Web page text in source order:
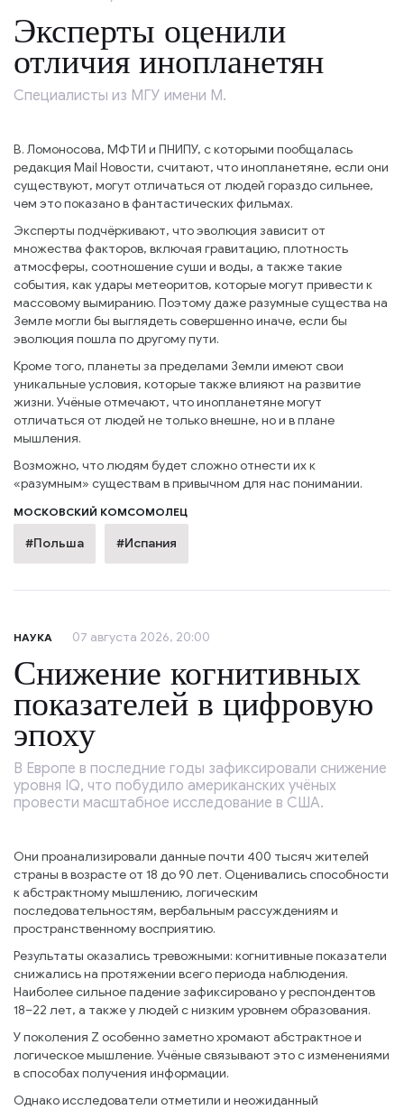
Эксперты оценили
отличия инопланетян
Специалисты из МГУ имени М.
В. Ломоносова, МФТИ и ПНИПУ, с которыми пообщалась
редакция Mail Новости, считают, что инопланетяне, если они
существуют, могут отличаться от людей гораздо сильнее,
чем это показано в фантастических фильмах.
Эксперты подчёркивают, что эволюция зависит от
множества факторов, включая гравитацию, плотность
атмосферы, соотношение суши и воды, а также такие
события, как удары метеоритов, которые могут привести к
массовому вымиранию. Поэтому даже разумные существа на
Земле могли бы выглядеть совершенно иначе, если бы
эволюция пошла по другому пути.
Кроме того, планеты за пределами Земли имеют свои
уникальные условия, которые также влияют на развитие
жизни. Учёные отмечают, что инопланетяне могут
отличаться от людей не только внешне, но и в плане
мышления.
Возможно, что людям будет сложно отнести их к
«разумным» существам в привычном для нас понимании.
МОСКОВСКИЙ КОМСОМОЛЕЦ
#Польша #Испания
НАУКА 07 августа 2026, 20:00
Снижение когнитивных
показателей в цифровую
эпоху
В Европе в последние годы зафиксировали снижение
уровня IQ, что побудило американских учёных
провести масштабное исследование в США.
Они проанализировали данные почти 400 тысяч жителей
страны в возрасте от 18 до 90 лет. Оценивались способности
к абстрактному мышлению, логическим
последовательностям, вербальным рассуждениям и
пространственному восприятию.
Результаты оказались тревожными: когнитивные показатели
снижались на протяжении всего периода наблюдения.
Наиболее сильное падение зафиксировано у респондентов
18–22 лет, а также у людей с низким уровнем образования.
У поколения Z особенно заметно хромают абстрактное и
логическое мышление. Учёные связывают это с изменениями
в способах получения информации.
Однако исследователи отметили и неожиданный